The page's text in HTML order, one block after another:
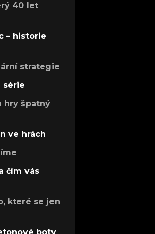
40 let
– historie
strategie
série
hry špatný
ve hrách
čím vás
které se jen